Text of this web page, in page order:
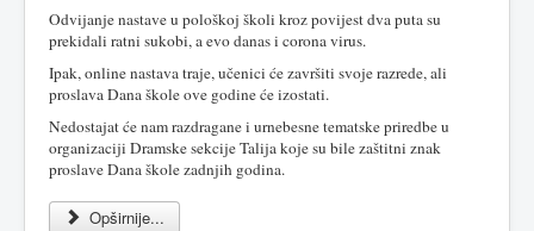
Odvijanje nastave u pološkoj školi kroz povijest dva puta su
prekidali ratni sukobi, a evo danas i corona virus.
Ipak, online nastava traje, učenici će završiti svoje razrede, ali
proslava Dana škole ove godine će izostati.
Nedostajat će nam razdragane i urnebesne tematske priredbe u
organizaciji Dramske sekcije Talija koje su bile zaštitni znak
proslave Dana škole zadnjih godina.
Opširnije...